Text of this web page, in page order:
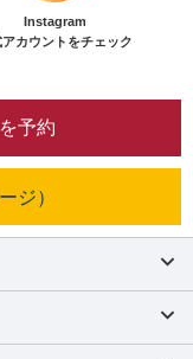
Instagram
アカウントをチェック
予約
ジ）